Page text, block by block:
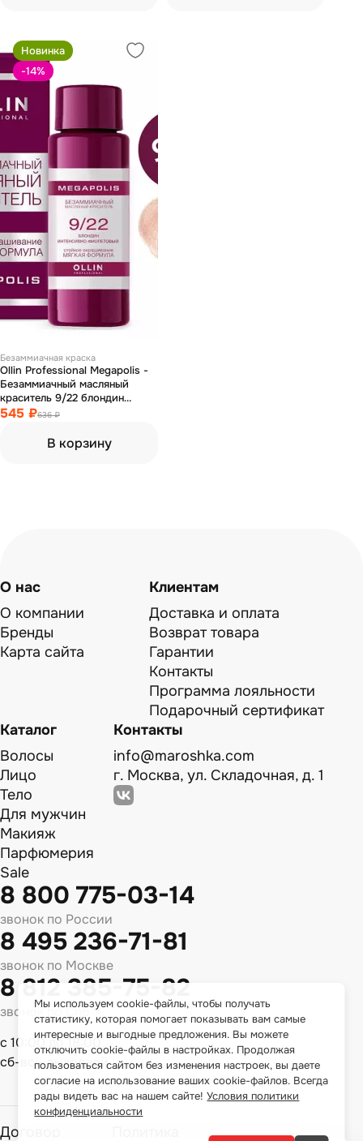
Новинка
-14%
Безаммиачная краска
Ollin Professional Megapolis -
Безаммиачный масляный
краситель 9/22 блондин
фиолетовый 50 мл
545 ₽636 ₽
В корзину
О нас
О компании
Бренды
Карта сайта
Клиентам
Доставка и оплата
Возврат товара
Гарантии
Контакты
Программа лояльности
Подарочный сертификат
Каталог
Волосы
Лицо
Тело
Для мужчин
Макияж
Парфюмерия
Sale
Контакты
info@maroshka.com
г. Москва, ул. Складочная, д. 1
8 800 775-03-14
звонок по России
8 495 236-71-81
звонок по Москве
8 812 385-75-82
звонок по Спб
с 10:00 до 18:00
сб-вс - выходной
Договор
Мы используем cookie-файлы, чтобы получать
статистику, которая помогает показывать вам самые
интересные и выгодные предложения. Вы можете
отключить cookie-файлы в настройках. Продолжая
пользоваться сайтом без изменения настроек, вы даете
согласие на использование ваших cookie-файлов. Всегда
рады видеть вас на нашем сайте!Условия политики
конфиденциальности